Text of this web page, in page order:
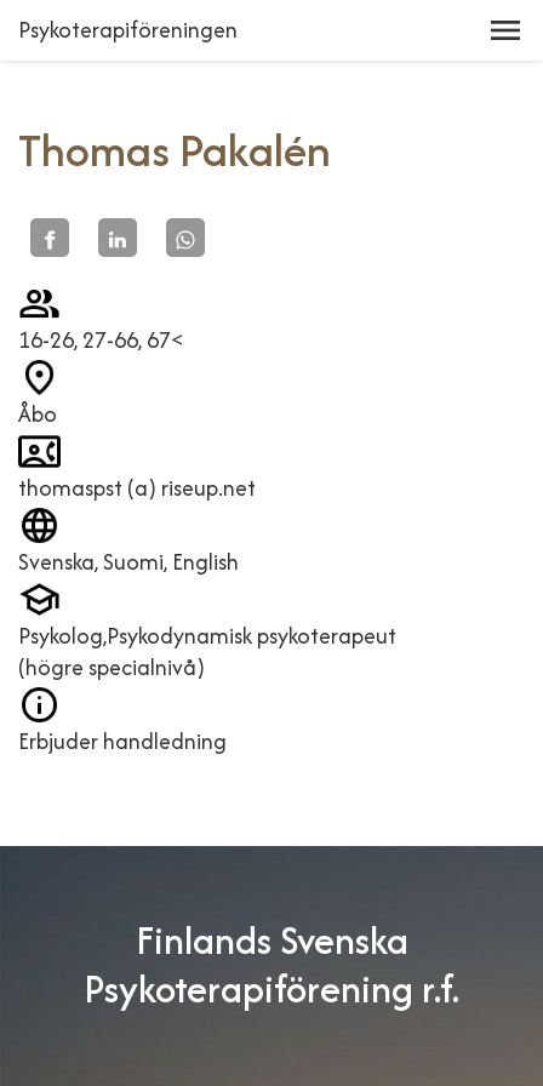
Psykoterapiföreningen
Thomas Pakalén
16-26, 27-66, 67<
Åbo
thomaspst (a) riseup.net
Svenska, Suomi, English
Psykolog,Psykodynamisk psykoterapeut
(högre specialnivå)
Erbjuder handledning
Finlands Svenska
Psykoterapiförening r.f.